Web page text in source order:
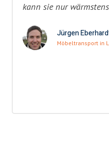
kann sie nur
Jürgen
Möbeltransport in